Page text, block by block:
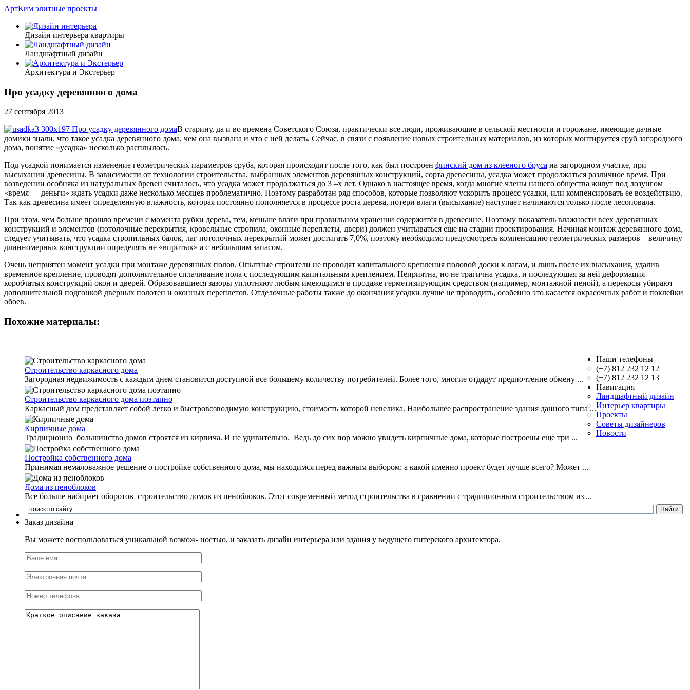
АртКим элитные проекты
Дизайн интерьера квартиры
Ландшафтный дизайн
Архитектура и Экстерьер
Про усадку деревянного дома
27 сентября 2013
В старину, да и во времена Советского Союза, практически все люди, проживающие в сельской местности и горожане, имеющие дачные
домики знали, что такое усадка деревянного дома, чем она вызвана и что с ней делать. Сейчас, в связи с появление новых строительных материалов, из которых монтируется сруб загородного
дома, понятие «усадка» несколько расплылось.
Под усадкой понимается изменение геометрических параметров сруба, которая происходит после того, как был построен финский дом из клееного бруса на загородном участке, при
высыхании древесины. В зависимости от технологии строительства, выбранных элементов деревянных конструкций, сорта древесины, усадка может продолжаться различное время. При
возведении особняка из натуральных бревен считалось, что усадка может продолжаться до 3 –х лет. Однако в настоящее время, когда многие члены нашего общества живут под лозунгом
«время — деньги» ждать усадки даже несколько месяцев проблематично. Поэтому разработан ряд способов, которые позволяют ускорить процесс усадки, или компенсировать ее воздействию.
Так как древесина имеет определенную влажность, которая постоянно пополняется в процессе роста дерева, потери влаги (высыхание) наступает начинаются только после лесоповала.
При этом, чем больше прошло времени с момента рубки дерева, тем, меньше влаги при правильном хранении содержится в древесине. Поэтому показатель влажности всех деревянных
конструкций и элементов (потолочные перекрытия, кровельные стропила, оконные переплеты, двери) должен учитываться еще на стадии проектирования. Начиная монтаж деревянного дома,
следует учитывать, что усадка стропильных балок, лаг потолочных перекрытий может достигать 7,0%, поэтому необходимо предусмотреть компенсацию геометрических размеров – величину
длинномерных конструкции определять не «впритык» а с небольшим запасом.
Очень неприятен момент усадки при монтаже деревянных полов. Опытные строители не проводят капитального крепления половой доски к лагам, и лишь после их высыхания, удалив
временное крепление, проводят дополнительное сплачивание пола с последующим капитальным креплением. Неприятна, но не трагична усадка, и последующая за ней деформация
коробчатых конструкций окон и дверей. Образовавшиеся зазоры уплотняют любым имеющимся в продаже герметизирующим средством (например, монтажной пеной), а перекосы убирают
дополнительной подгонкой дверных полотен и оконных переплетов. Отделочные работы также до окончания усадки лучше не проводить, особенно это касается окрасочных работ и поклейки
обоев.
Похожие материалы:
Строительство каркасного дома
Загородная недвижимость с каждым днем становится доступной все большему количеству потребителей. Более того, многие отдадут предпочтение обмену ...
Строительство каркасного дома поэтапно
Каркасный дом представляет собой легко и быстровозводимую конструкцию, стоимость которой невелика. Наибольшее распространение здания данного типа ...
Кирпичные дома
Традиционно большинство домов строятся из кирпича. И не удивительно. Ведь до сих пор можно увидеть кирпичные дома, которые построены еще три ...
Постройка собственного дома
Принимая немаловажное решение о постройке собственного дома, мы находимся перед важным выбором: а какой именно проект будет лучше всего? Может ...
Дома из пеноблоков
Все больше набирает оборотов строительство домов из пеноблоков. Этот современный метод строительства в сравнении с традиционным строительством из ...
Наши телефоны
(+7) 812 232 12 12
(+7) 812 232 12 13
Навигация
Ландшафтный дизайн
Интерьер квартиры
Проекты
Советы дизайнеров
Новости
Заказ дизайна
Вы можете воспользоваться уникальной возмож- ностью, и заказать дизайн интерьера или здания у ведущего питерского архитектора.